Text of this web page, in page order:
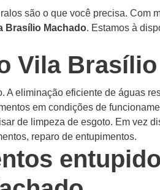
são o que você precisa. Com
Brasílio Machado. Estamos à
Vila
eliminação eficiente de águas
em condições de
de limpeza de esgoto. Em vez
reparo de entupimentos.